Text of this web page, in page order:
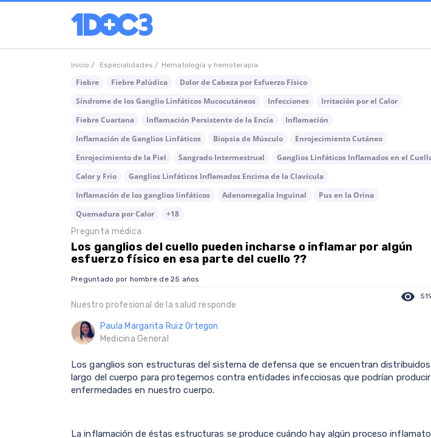
Inicio / Especialidades / Hematología y hemoterapia
Fiebre Fiebre Palúdica
Dolor de Cabeza por Esfuerzo Físico
Síndrome de los Ganglio Linfáticos Mucocutáneos
Infecciones
Irritación por el Calor
Fiebre Cuartana
Inflamación Persistente de la Encía
Inflamación
Inflamación de Ganglios Linfáticos
Biopsia de Músculo
Enrojecimiento Cutáneo
Enrojecimiento de la Piel
Sangrado Intermestrual
Ganglios Linfáticos Inflamados en el
Calor y Frio
Ganglios Linfáticos Inflamados Encima de la Clavícula
Inflamación de los ganglios linfáticos
Adenomegalia Inguinal
Pus en la Orina
Quemadura por Calor
+18
Pregunta médica
Los ganglios del cuello pueden incharse o inflamar por algún
esfuerzo físico en esa parte del cuello ??
Preguntado por hombre de 25 años
visibility
Nuestro profesional de la salud responde
Paula Margarita Ruiz Ortegon
Medicina General
Los ganglios son estructuras del sistema de defensa que se encuentran
largo del cuerpo para protegernos contra entidades infecciosas que podrían producir
enfermedades en nuestro cuerpo.
La inflamación de éstas estructuras se produce cuándo hay algún proceso